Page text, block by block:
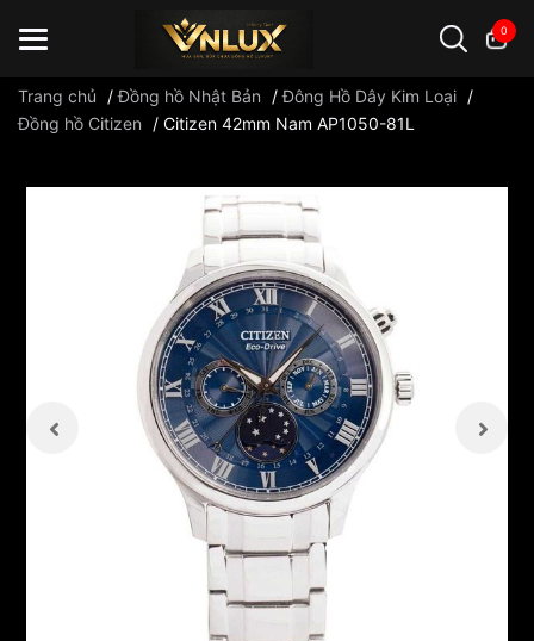
0
Trang chủ /Đồng hồ Nhật Bản /Đông Hồ Dây Kim Loại /
Đồng hồ Citizen
/ Citizen 42mm Nam AP1050-81L